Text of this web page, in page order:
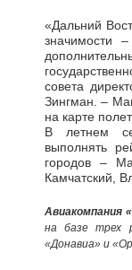
«Дальний
значимости
совета
Зингман. –
на карте
В летнем
выполнять
городов –
Камчатский,
Авиакомпания
на базе трех
«Донавиа» и